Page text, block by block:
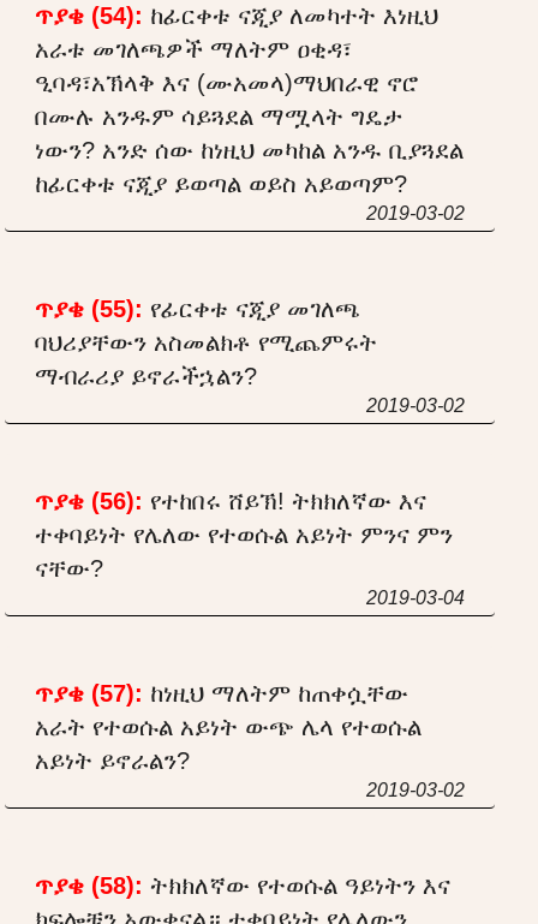
ጥያቄ (54): ከፊርቀቱ ናጂያ ለመካተት እነዚህ
አራቱ መገለጫዎች ማለትም ዐቂዳ፣
ዒባዳ፣አኽላቅ እና (ሙአመላ)ማህበራዊ ኖሮ
በሙሉ አንዱም ሳይጓደል ማሟላት ግዴታ
ነውን? አንድ ሰው ከነዚህ መካከል አንዱ ቢያጓደል
ከፊርቀቱ ናጂያ ይወጣል ወይስ አይወጣም?
2019-03-02
ጥያቄ (55): የፊርቀቱ ናጂያ መገለጫ
ባህሪያቸውን አስመልክቶ የሚጨምሩት
ማብራሪያ ይኖራችኋልን?
2019-03-02
ጥያቄ (56): የተከበሩ ሸይኽ! ትክክለኛው እና
ተቀባይነት የሌለው የተወሱል አይነት ምንና ምን
ናቸው?
2019-03-04
ጥያቄ (57): ከነዚህ ማለትም ከጠቀሷቸው
አራት የተወሱል አይነት ውጭ ሌላ የተወሱል
አይነት ይኖራልን?
2019-03-02
ጥያቄ (58): ትክክለኛው የተወሱል ዓይነትን እና